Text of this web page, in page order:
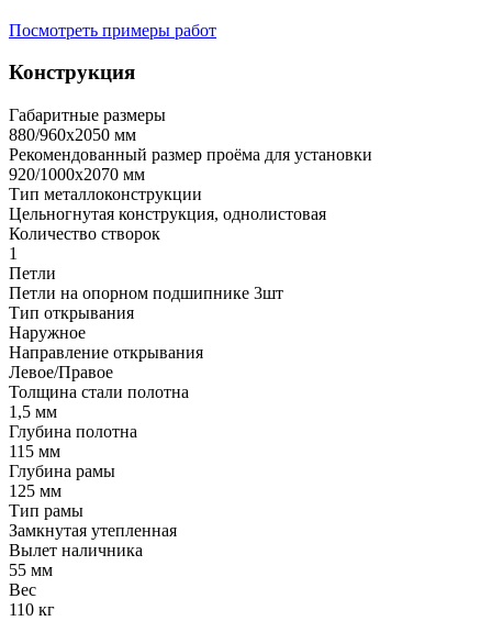
Посмотреть примеры работ
Конструкция
Габаритные размеры
880/960х2050 мм
Рекомендованный размер проёма для установки
920/1000х2070 мм
Тип металлоконструкции
Цельногнутая конструкция, однолистовая
Количество створок
1
Петли
Петли на опорном подшипнике 3шт
Тип открывания
Наружное
Направление открывания
Левое/Правое
Толщина стали полотна
1,5 мм
Глубина полотна
115 мм
Глубина рамы
125 мм
Тип рамы
Замкнутая утепленная
Вылет наличника
55 мм
Вес
110 кг